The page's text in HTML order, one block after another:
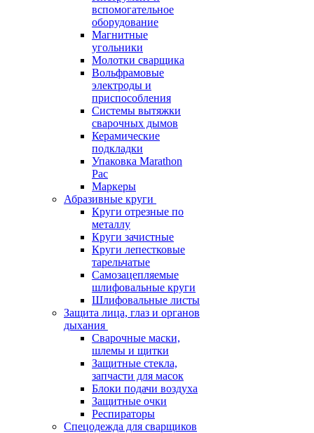
вспомогательное
оборудование
Магнитные
угольники
Молотки сварщика
Вольфрамовые
электроды и
приспособления
Системы вытяжки
сварочных дымов
Керамические
подкладки
Упаковка Marathon
Pac
Маркеры
Абразивные круги
Круги отрезные по
металлу
Круги зачистные
Круги лепестковые
тарельчатые
Самозацепляемые
шлифовальные круги
Шлифовальные листы
Защита лица, глаз и органов
дыхания
Сварочные маски,
шлемы и щитки
Защитные стекла,
запчасти для масок
Блоки подачи воздуха
Защитные очки
Респираторы
Спецодежда для сварщиков